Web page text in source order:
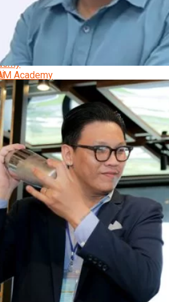
Số – Digital Art
Graphics Basic
Photoshop – Illustrator
Thiếu Nhi
Art For Kids
Academy
Kỹ Năng
Hướng Nghiệp
Đề Á Âu Kitchen For Kid & Teen
Đề Kỹ Năng Sống
Nấu Ăn Cho Bé
Thiếu Nhi
Art For Kids
Thiết Kế Truyện Tranh Ai
Họa Sĩ Ai
Biên Tập Video Với Ai
Cờ Vua
Cứu Cho Trẻ Em
Duy